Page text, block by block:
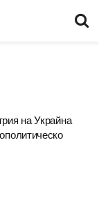
на Украйна